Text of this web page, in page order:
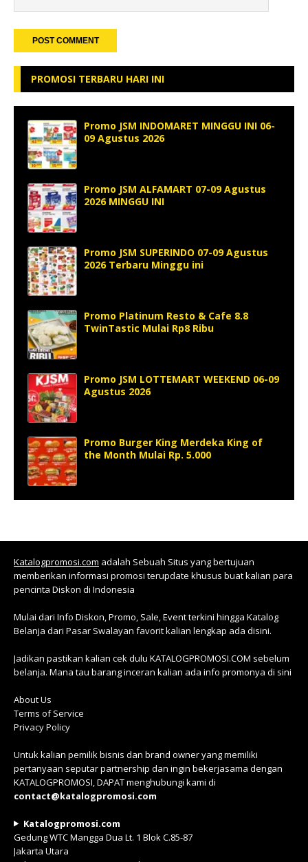
PROMOSI TERBARU HARI INI
Promo JSM INDOMARET MINGGU INI 06-
09 Agustus 2026
Promo JSM ALFAMART 07-09 Agustus
2026 MINGGU INI
Promo JSM SUPERINDO 07-09 Agustus
2026 Terbaru Minggu ini
Promo Platinum Resto & Cafe 8.8
TwinTastic Mulai Rp8 Ribu
Promo JSM LOTTEMART WEEKEND 06-09
Agustus 2026
Promo Burger King Merdeka King of
the Month Mulai Rp. 5.000
Katalogpromosi.com adalah Sebuah Situs yang bertujuan
memberikan informasi promosi terupdate khusus buat kalian para
pencinta Diskon di Indonesia
Mulai dari Info Diskon, Promo, Sale, Event terkini hingga Katalog
Belanja dari Pasar Swalayan favorit kalian lengkap ada disini.
Jadikan pastikan kalian cek dulu KATALOGPROMOSI.COM sebelum
belanja. Mana tau barang inceran kalian ada info promonya di sini
About Us
Terms of Service
Privacy Policy
Untuk kalian pemilik bisnis dan brand owner yang memiliki
pertanyaan seputar partnership dan ingin bekerjasama dengan
KATALOGPROMOSI, DAPAT menghubungi kami di
contact@katalogpromosi.com
Katalogpromosi.com
Gedung WTC Mangga Dua Lt. 1 Blok C.85-87
Jakarta Utara